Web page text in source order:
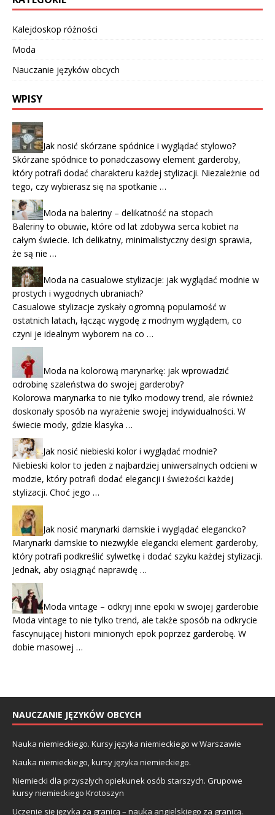
Kalejdoskop różności
Moda
Nauczanie języków obcych
WPISY
Jak nosić skórzane spódnice i wyglądać stylowo?
Skórzane spódnice to ponadczasowy element garderoby,
który potrafi dodać charakteru każdej stylizacji. Niezależnie od
tego, czy wybierasz się na spotkanie …
Moda na baleriny – delikatność na stopach
Baleriny to obuwie, które od lat zdobywa serca kobiet na
całym świecie. Ich delikatny, minimalistyczny design sprawia,
że są nie …
Moda na casualowe stylizacje: jak wyglądać modnie w
prostych i wygodnych ubraniach?
Casualowe stylizacje zyskały ogromną popularność w
ostatnich latach, łącząc wygodę z modnym wyglądem, co
czyni je idealnym wyborem na co …
Moda na kolorową marynarkę: jak wprowadzić
odrobinę szaleństwa do swojej garderoby?
Kolorowa marynarka to nie tylko modowy trend, ale również
doskonały sposób na wyrażenie swojej indywidualności. W
świecie mody, gdzie klasyka …
Jak nosić niebieski kolor i wyglądać modnie?
Niebieski kolor to jeden z najbardziej uniwersalnych odcieni w
modzie, który potrafi dodać elegancji i świeżości każdej
stylizacji. Choć jego …
Jak nosić marynarki damskie i wyglądać elegancko?
Marynarki damskie to niezwykle elegancki element garderoby,
który potrafi podkreślić sylwetkę i dodać szyku każdej stylizacji.
Jednak, aby osiągnąć naprawdę …
Moda vintage – odkryj inne epoki w swojej garderobie
Moda vintage to nie tylko trend, ale także sposób na odkrycie
fascynującej historii minionych epok poprzez garderobę. W
dobie masowej …
NAUCZANIE JĘZYKÓW OBCYCH
Nauka niemieckiego. Kursy języka niemieckiego w Warszawie
Nauka niemieckiego, kursy języka niemieckiego.
Niemiecki dla przyszłych opiekunek osób starszych. Grupowe
kursy niemieckiego Krotoszyn
Uczenie się języka za granicą – nauka angielskiego za granicą.